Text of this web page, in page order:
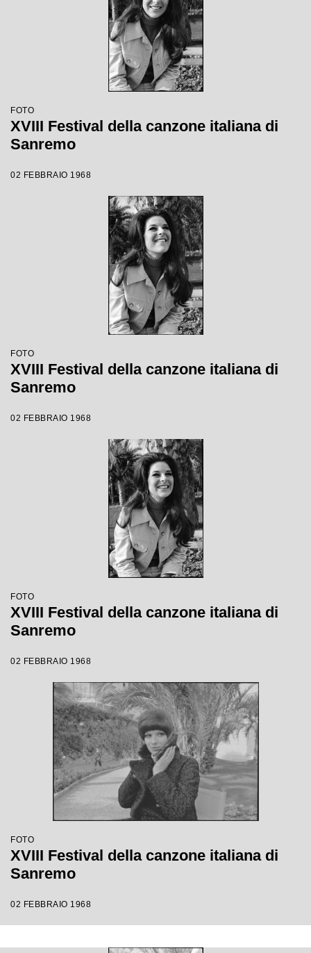
FOTO
XVIII Festival della canzone italiana di
Sanremo
02 FEBBRAIO 1968
FOTO
XVIII Festival della canzone italiana di
Sanremo
02 FEBBRAIO 1968
FOTO
XVIII Festival della canzone italiana di
Sanremo
02 FEBBRAIO 1968
FOTO
XVIII Festival della canzone italiana di
Sanremo
02 FEBBRAIO 1968